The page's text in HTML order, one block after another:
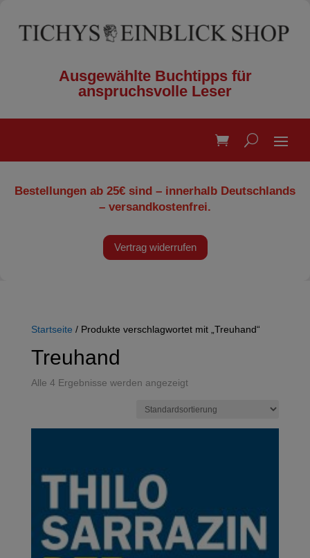
Ausgewählte Buchtipps für
anspruchsvolle Leser
Bestellungen ab 25€ sind – innerhalb Deutschlands
– versandkostenfrei.
Vertrag widerrufen
Startseite / Produkte verschlagwortet mit „Treuhand“
Treuhand
Alle 4 Ergebnisse werden angezeigt